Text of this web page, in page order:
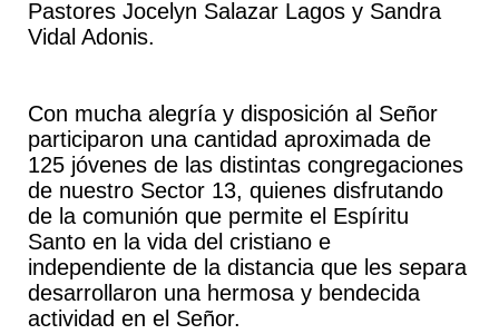
Pastores Jocelyn Salazar Lagos y Sandra
Vidal Adonis.
Con mucha alegría y disposición al Señor
participaron una cantidad aproximada de
125 jóvenes de las distintas congregaciones
de nuestro Sector 13, quienes disfrutando
de la comunión que permite el Espíritu
Santo en la vida del cristiano e
independiente de la distancia que les separa
desarrollaron una hermosa y bendecida
actividad en el Señor.